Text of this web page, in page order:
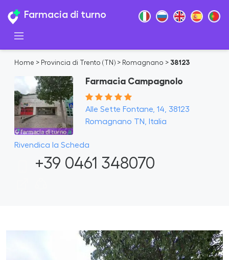
Farmacia di turno
Home > Provincia di Trento (TN) > Romagnano > 38123
Farmacia Campagnolo
Alle Sette Fontane, 14, 38123
Romagnano TN, Italia
Rivendica la Scheda
+39 0461 348070